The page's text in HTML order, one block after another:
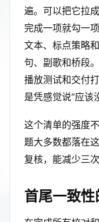
遍。可以把它拉
完成一项就勾一
文本、标点策略
句、副歌和桥段
播放测试和交付
是凭感觉说“应该
这个清单的强度
题大多数都落在
复核，能减少三次
首尾一致